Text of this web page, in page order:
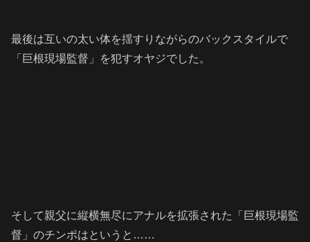
最後は互いの太い体を揺すりながらのバックスタイルで
「巨根現場監督」を犯すオヤジでした。
そして親父に縦横無尽にアナルを拡張された「巨根現場監
督」のチンポはというと……